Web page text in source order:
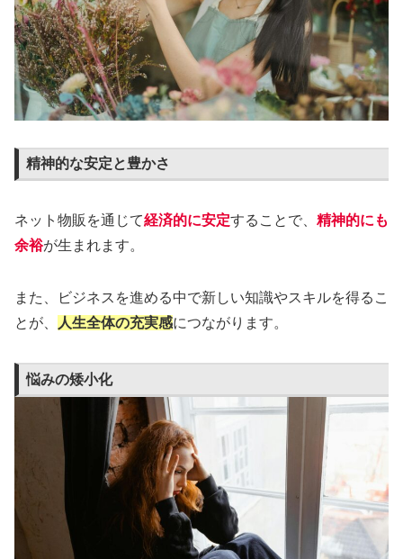
精神的な安定と豊かさ
ネット物販を通じて経済的に安定することで、 精神的にも
余裕が生まれます。
また、ビジネスを進める中で新しい知識やスキルを得るこ
とが、
人生全体の充実感につながります。
悩みの矮小化